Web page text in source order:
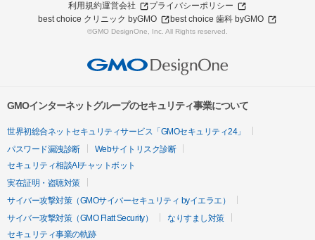
利用規約運営会社
プライバシーポリシー
best choice クリニック byGMO
best choice 歯科 byGMO
©GMO DesignOne, Inc. All Rights reserved.
GMOインターネットグループのセキュリティ事業について
世界初総合ネットセキュリティサービス「GMOセキュリティ24」
パスワード漏洩診断
Webサイトリスク診断
セキュリティ相談AIチャットボット
実在証明・盗聴対策
サイバー攻撃対策（GMOサイバーセキュリティ byイエラエ）
サイバー攻撃対策（GMO Flatt Security）
なりすまし対策
セキュリティ事業の軌跡